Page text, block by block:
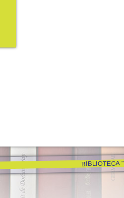
BIBLIOTECA